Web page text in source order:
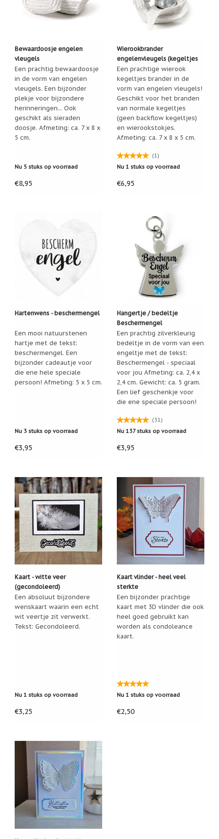
Cadeau
toelichting
Willow
Tree
of
Shore:
welk
beeldje
past
welk
leven
een
verlies
De
De
regenboog
Nieuws
fotootje
en
Nieuw:
termijnen!
Verhuizingsuitverkoop
Hulp
nodig
bij
het
vinden
van
een
cadeautje?
Nieuwsbrieven
Nieuwsbrieven
van
De
Vrolijke
Engel
Bewaardoosje engelen
vleugels
Een prachtig bewaardoosje
in de vorm van engelen
vleugels. Een bijzonder
plekje voor bijzondere
herinneringen... Ook
geschikt als sieraden
doosje. Afmeting: ca. 7 x 8 x
5 cm.
Nu 5 stuks op voorraad
€8,95
Wierookbrander
engelenvleugels (kegeltjes
en stokjes)
Een prachtige wierook
kegeltjes brander in de
vorm van engelen vleugels!
Geschikt voor het branden
van normale kegeltjes
(geen backflow kegeltjes)
en wierookstokjes.
Afmeting: ca. 7 x 8 x 5 cm.
(1)
Nu 1 stuks op voorraad
€6,95
Hartenwens - beschermengel
Een mooi natuurstenen
hartje met de tekst:
beschermengel. Een
bijzonder cadeautje voor
die ene hele speciale
persoon! Afmeting: 5 x 5 cm.
Nu 3 stuks op voorraad
€3,95
Hangertje / bedeltje
Beschermengel
Een prachtig zilverkleurig
bedeltje in de vorm van een
engeltje met de tekst:
Beschermengel - speciaal
voor jou Afmeting: ca. 2,4 x
2,4 cm. Gewicht: ca. 5 gram.
Een lief geschenkje voor
die ene speciale persoon!
(31)
Nu 137 stuks op voorraad
€3,95
Kaart - witte veer
(gecondoleerd)
Een absoluut bijzondere
wenskaart waarin een echt
wit veertje zit verwerkt.
Tekst: Gecondoleerd.
Nu 1 stuks op voorraad
€3,25
Kaart vlinder - heel veel
sterkte
Een bijzonder prachtige
kaart met 3D vlinder die ook
heel goed gebruikt kan
worden als condoleance
kaart.
Nu 1 stuks op voorraad
€2,50